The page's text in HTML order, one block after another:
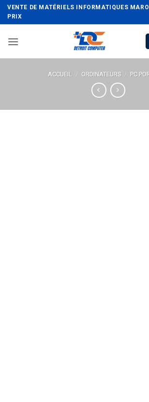
Passer
au
VENTE DE MATÉRIELS INFORMATIQUES
PRIX
ACCUEIL / ORDINATEURS / PC